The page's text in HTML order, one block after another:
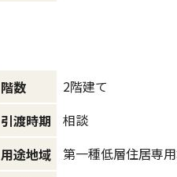
階数
2階建て
引渡時期
相談
用途地域
第一種低層住居専